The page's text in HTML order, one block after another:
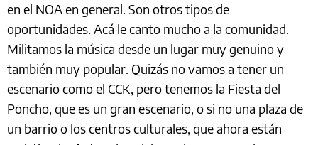
en el NOA en general. Son otros tipos de
oportunidades. Acá le canto mucho a la comunidad.
Militamos la música desde un lugar muy genuino y
también muy popular. Quizás no vamos a tener un
escenario como el CCK, pero tenemos la Fiesta del
Poncho, que es un gran escenario, o si no una plaza de
un barrio o los centros culturales, que ahora están